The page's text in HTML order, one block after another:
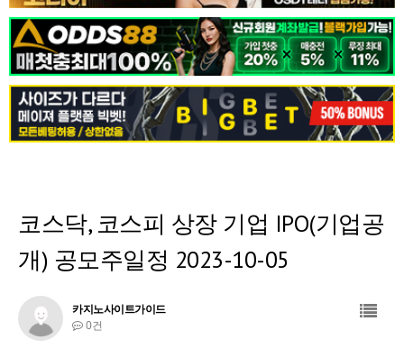
코스닥, 코스피 상장 기업 IPO(기업공
개) 공모주일정 2023-10-05
카지노사이트가이드
0건